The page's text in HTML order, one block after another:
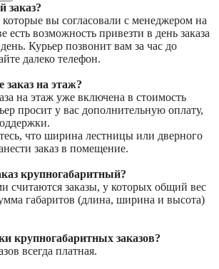
заказ?
вы согласовали с менеджером на
есть возможность привезти в день заказа
Курьер позвонит вам за час до
далеко телефон.
на этаж?
на этаж уже включена в стоимость
просит у вас дополнительную оплату,
что ширина лестницы или дверного
заказ в помещение.
крупногабаритный?
считаются заказы, у которых общий вес
габаритов (длина, ширина и высота)
крупногабаритных заказов?
всегда платная.